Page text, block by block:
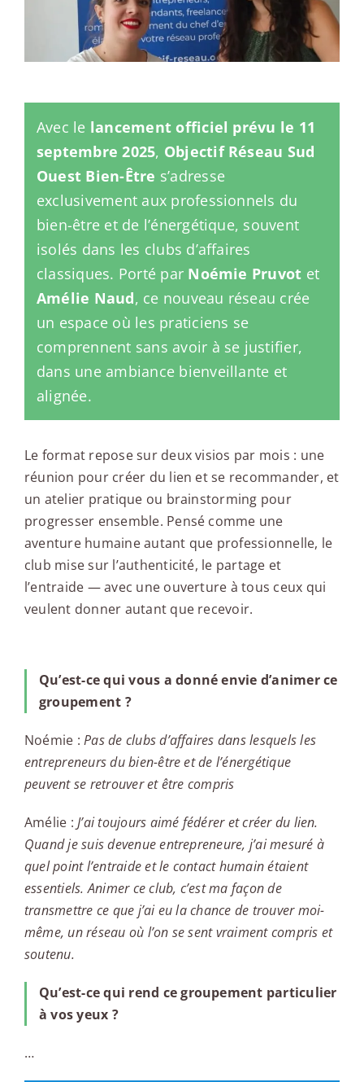
Avec le lancement officiel prévu le 11
septembre 2025, Objectif Réseau Sud
Ouest Bien-Être s’adresse
exclusivement aux professionnels du
bien-être et de l’énergétique, souvent
isolés dans les clubs d’affaires
classiques. Porté par Noémie Pruvot et
Amélie Naud, ce nouveau réseau crée
un espace où les praticiens se
comprennent sans avoir à se justifier,
dans une ambiance bienveillante et
alignée.
Le format repose sur deux visios par mois : une
réunion pour créer du lien et se recommander, et
un atelier pratique ou brainstorming pour
progresser ensemble. Pensé comme une
aventure humaine autant que professionnelle, le
club mise sur l’authenticité, le partage et
l’entraide — avec une ouverture à tous ceux qui
veulent donner autant que recevoir.
Qu’est-ce qui vous a donné envie d’animer ce
groupement ?
Noémie :Pas de clubs d’affaires dans lesquels les
entrepreneurs du bien-être et de l’énergétique
peuvent se retrouver et être compris
Amélie :J’ai toujours aimé fédérer et créer du lien.
Quand je suis devenue entrepreneure, j’ai mesuré à
quel point l’entraide et le contact humain étaient
essentiels. Animer ce club, c’est ma façon de
transmettre ce que j’ai eu la chance de trouver moi-
même, un réseau où l’on se sent vraiment compris et
soutenu.
Qu’est-ce qui rend ce groupement particulier
à vos yeux ?
…